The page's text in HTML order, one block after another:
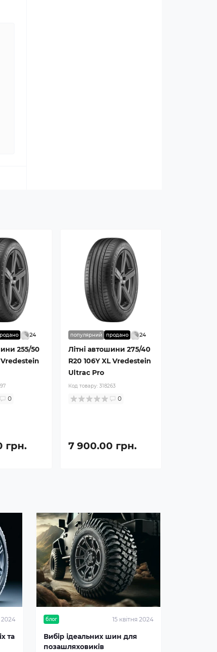
24
255/50
Vredestein
0
грн.
популярний продано 24
Літні автошини 275/40
R20 106Y XL Vredestein
Ultrac Pro
Код товару: 318263
0
7 900.00 грн.
2024
та
блог 15 квітня 2024
Вибір ідеальних шин для
позашляховиків